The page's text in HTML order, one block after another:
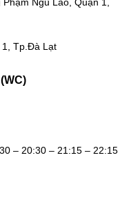
1, Tp.Đà Lạt
– 20:30 – 21:15 – 22:15